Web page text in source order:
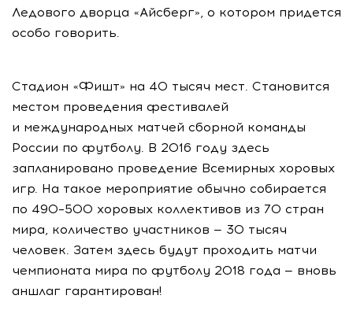
Ледового дворца «Айсберг», о котором придется
особо говорить.
Стадион «Фишт» на 40 тысяч мест. Становится
местом проведения фестивалей
и международных матчей сборной команды
России по футболу. В 2016 году здесь
запланировано проведение Всемирных хоровых
игр. На такое мероприятие обычно собирается
по 490–500 хоровых коллективов из 70 стран
мира, количество участников — 30 тысяч
человек. Затем здесь будут проходить матчи
чемпионата мира по футболу 2018 года — вновь
аншлаг гарантирован!